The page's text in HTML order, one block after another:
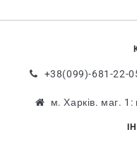
+38(099)-681-22-
м. Харків. маг.